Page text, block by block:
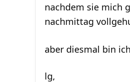
nachdem sie mich
nachmittag
aber diesmal bin
lg,